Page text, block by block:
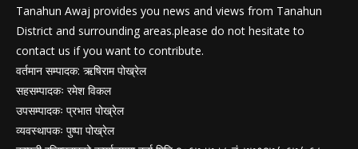
Tanahun Awaj provides you news and views from Tanahun
District and surrounding areas.please do not hesitate to
contact us if you want to contribute.
वर्तमान सम्पादक: ऋषिराम पोख्रेल
सहसम्पादकः रमेश विकल
उपसम्पादकः प्रभात पोख्रेल
व्यवस्थापकः पुष्पा पोख्रेल